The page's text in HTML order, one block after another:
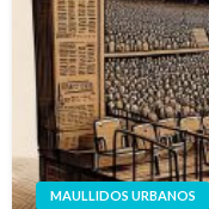
MAULLIDOS URBANOS